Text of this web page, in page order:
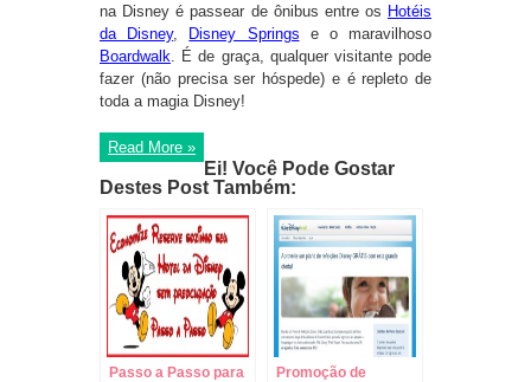
na Disney é passear de ônibus entre os Hotéis
da Disney, Disney Springs e o maravilhoso
Boardwalk . É de graça, qualquer visitante pode
fazer (não precisa ser hóspede) e é repleto de
toda a magia Disney!
Read More »
Ei! Você Pode Gostar
Destes Post Também:
Passo a Passo para
Promoção de